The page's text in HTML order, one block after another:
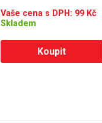
Vaše cena s DPH: 99 Kč
Skladem
Koupit